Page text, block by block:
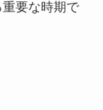
要な時期で